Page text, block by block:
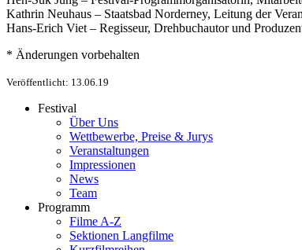
Kathrin Neuhaus – Staatsbad Norderney, Leitung der
Hans-Erich Viet – Regisseur, Drehbuchautor und
* Änderungen vorbehalten
Veröffentlicht: 13.06.19
Festival
Über Uns
Wettbewerbe, Preise & Jurys
Veranstaltungen
Impressionen
News
Team
Programm
Filme A-Z
Sektionen Langfilme